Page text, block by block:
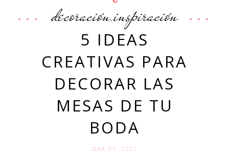
decoración,inspiración
5 IDEAS
CREATIVAS PARA
DECORAR LAS
MESAS DE TU
BODA
MAR 03. 2022